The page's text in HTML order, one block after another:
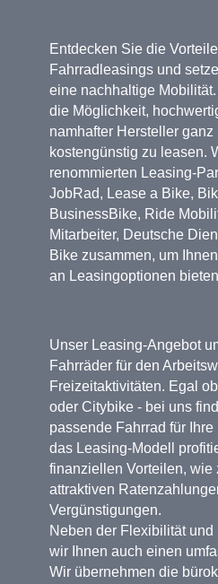
Entdecken Sie die
Fahrradleasings und
eine nachhaltige
die Möglichkeit,
namhafter Hersteller ganz
kostengünstig zu leasen.
renommierten Leasing-
JobRad, Lease a Bike,
BusinessBike, Ride
Mitarbeiter, Deutsche
Bike zusammen, um
an Leasingoptionen
Unser Leasing-Angebot
Fahrräder für den
Freizeitaktivitäten. Egal
oder Citybike - bei uns
passende Fahrrad für
das Leasing-Modell
finanziellen Vorteilen, wie
attraktiven
Vergünstigungen.
Neben der Flexibilität
wir Ihnen auch einen
Wir übernehmen die